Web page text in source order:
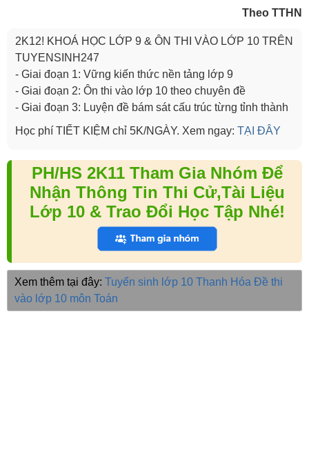
Theo TTHN
2K12! KHOÁ HỌC LỚP 9 & ÔN THI VÀO LỚP 10 TRÊN
TUYENSINH247
- Giai đoạn 1: Vững kiến thức nền tảng lớp 9
- Giai đoạn 2: Ôn thi vào lớp 10 theo chuyên đề
- Giai đoạn 3: Luyện đề bám sát cấu trúc từng tỉnh thành
Học phí TIẾT KIỆM chỉ 5K/NGÀY. Xem ngay: TẠI ĐÂY
PH/HS 2K11 Tham Gia Nhóm Để
Nhận Thông Tin Thi Cử,Tài Liệu
Lớp 10 & Trao Đổi Học Tập Nhé!
Xem thêm tại đây: Tuyển sinh lớp 10 Thanh Hóa Đề thi
vào lớp 10 môn Toán